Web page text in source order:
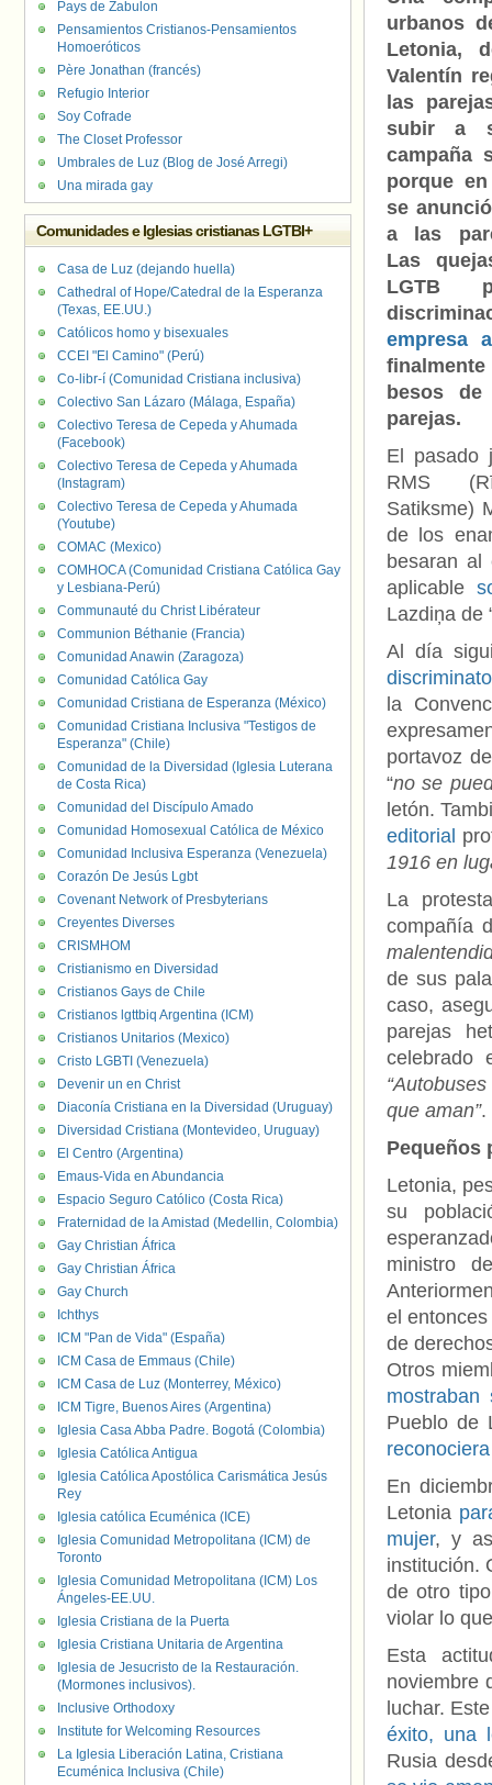
urbanos
Letonia,
Valentín
las
subir a
campaña
porque
se
a las
Las
LGTB
empresa
besos
parejas.
El pasado
RMS
Satiksme)
de los
besaran al
aplicable
Lazdiņa de
Al día
la
portavoz
“no se
letón.
editorial
1916 en
La
compañía
de sus
caso,
parejas
celebrado
que aman”.
Pequeños
Letonia,
su
ministro
el
de
Otros
Pueblo de
En
Letonia
mujer, y
institución.
de otro
violar lo
Esta
noviembre
luchar.
éxito, una
Rusia
Pays de Zabulon
Pensamientos Cristianos-Pensamientos
Homoeróticos
Père Jonathan (francés)
Refugio Interior
Soy Cofrade
The Closet Professor
Umbrales de Luz (Blog de José Arregi)
Una mirada gay
Comunidades e Iglesias cristianas LGTBI+
Casa de Luz (dejando huella)
Cathedral of Hope/Catedral de la Esperanza
(Texas, EE.UU.)
Católicos homo y bisexuales
CCEI "El Camino" (Perú)
Co-libr-í (Comunidad Cristiana inclusiva)
Colectivo San Lázaro (Málaga, España)
Colectivo Teresa de Cepeda y Ahumada
(Facebook)
Colectivo Teresa de Cepeda y Ahumada
(Instagram)
Colectivo Teresa de Cepeda y Ahumada
(Youtube)
COMAC (Mexico)
COMHOCA (Comunidad Cristiana Católica Gay
y Lesbiana-Perú)
Communauté du Christ Libérateur
Communion Béthanie (Francia)
Comunidad Anawin (Zaragoza)
Comunidad Católica Gay
Comunidad Cristiana de Esperanza (México)
Comunidad Cristiana Inclusiva "Testigos de
Esperanza" (Chile)
Comunidad de la Diversidad (Iglesia Luterana
de Costa Rica)
Comunidad del Discípulo Amado
Comunidad Homosexual Católica de México
Comunidad Inclusiva Esperanza (Venezuela)
Corazón De Jesús Lgbt
Covenant Network of Presbyterians
Creyentes Diverses
CRISMHOM
Cristianismo en Diversidad
Cristianos Gays de Chile
Cristianos lgttbiq Argentina (ICM)
Cristianos Unitarios (Mexico)
Cristo LGBTI (Venezuela)
Devenir un en Christ
Diaconía Cristiana en la Diversidad (Uruguay)
Diversidad Cristiana (Montevideo, Uruguay)
El Centro (Argentina)
Emaus-Vida en Abundancia
Espacio Seguro Católico (Costa Rica)
Fraternidad de la Amistad (Medellin, Colombia)
Gay Christian África
Gay Christian África
Gay Church
Ichthys
ICM "Pan de Vida" (España)
ICM Casa de Emmaus (Chile)
ICM Casa de Luz (Monterrey, México)
ICM Tigre, Buenos Aires (Argentina)
Iglesia Casa Abba Padre. Bogotá (Colombia)
Iglesia Católica Antigua
Iglesia Católica Apostólica Carismática Jesús
Rey
Iglesia católica Ecuménica (ICE)
Iglesia Comunidad Metropolitana (ICM) de
Toronto
Iglesia Comunidad Metropolitana (ICM) Los
Ángeles-EE.UU.
Iglesia Cristiana de la Puerta
Iglesia Cristiana Unitaria de Argentina
Iglesia de Jesucristo de la Restauración.
(Mormones inclusivos).
Inclusive Orthodoxy
Institute for Welcoming Resources
La Iglesia Liberación Latina, Cristiana
Ecuménica Inclusiva (Chile)